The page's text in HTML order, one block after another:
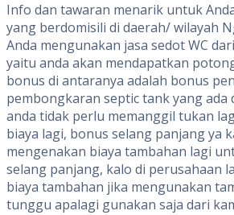
Info dan tawaran menarik untuk
yang berdomisili di daerah/ wilayah
Anda mengunakan jasa sedot WC
yaitu anda akan mendapatkan
bonus di antaranya adalah bonus
pembongkaran septic tank yang ada
anda tidak perlu memanggil tukan
biaya lagi, bonus selang panjang ya
mengenakan biaya tambahan lagi
selang panjang, kalo di perusahaan
biaya tambahan jika mengunakan
tunggu apalagi gunakan saja dari